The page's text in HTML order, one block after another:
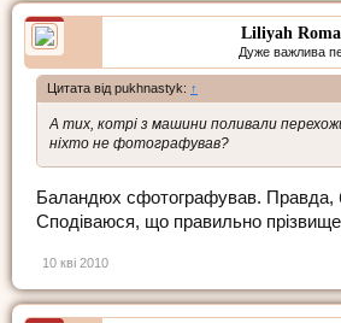
Liliyah
Дуже важлива
Цитата від pukhnastyk: ↑
А тих, котрі з машини поливали
ніхто не фотографував?
Баландюх сфотографував. Правда,
Сподіваюся, що правильно
10 кві 2010